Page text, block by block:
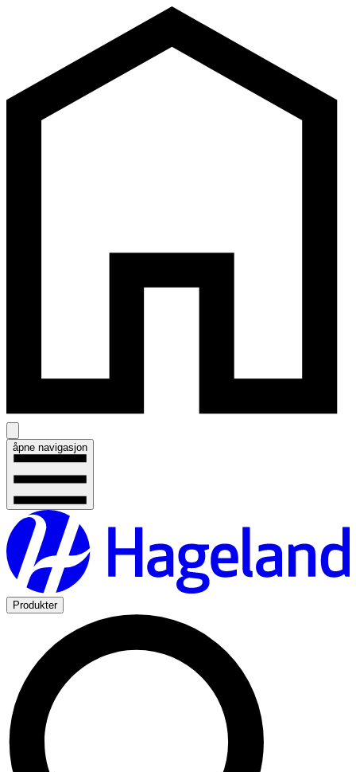
åpne navigasjon
Produkter